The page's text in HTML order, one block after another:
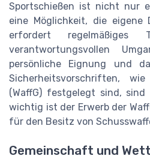
Sportschießen ist nicht nur
eine Möglichkeit, die eigene
erfordert regelmäßiges
verantwortungsvollen
persönliche Eignung und
Sicherheitsvorschriften,
(WaffG) festgelegt sind, sind
wichtig ist der Erwerb der
für den Besitz von
Gemeinschaft und